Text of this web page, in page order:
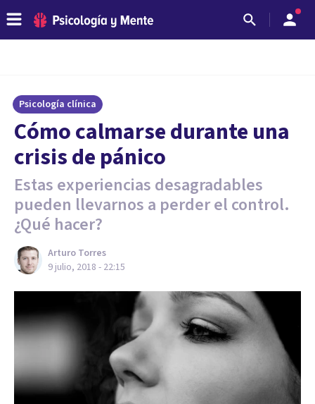
Psicología clínica
Cómo calmarse durante una
crisis de pánico
Estas experiencias desagradables
pueden llevarnos a perder el control.
¿Qué hacer?
Arturo Torres
9 julio, 2018 - 22:15